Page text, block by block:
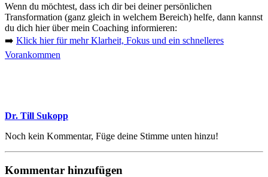
Wenn du möchtest, dass ich dir bei deiner persönlichen
Transformation (ganz gleich in welchem Bereich) helfe, dann kannst
du dich hier über mein Coaching informieren:
➡️ Klick hier für mehr Klarheit, Fokus und ein schnelleres
Vorankommen
Dr. Till Sukopp
Noch kein Kommentar, Füge deine Stimme unten hinzu!
Kommentar hinzufügen